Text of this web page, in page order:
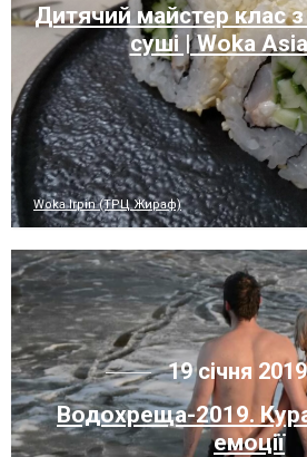
Дитячий майстер клас
суші | Woka
Woka Irpin (ТРЦ Жираф)
19 січня
Водохреща-2019.
емоції